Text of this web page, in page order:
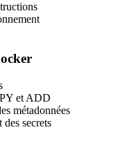
et ADD
métadonnées
secrets